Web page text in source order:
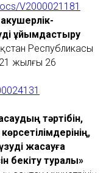
V2000021181
ұйымдастыру
Республикасы
жылғы 26
тәртібін,
жасауға
бекіту туралы»